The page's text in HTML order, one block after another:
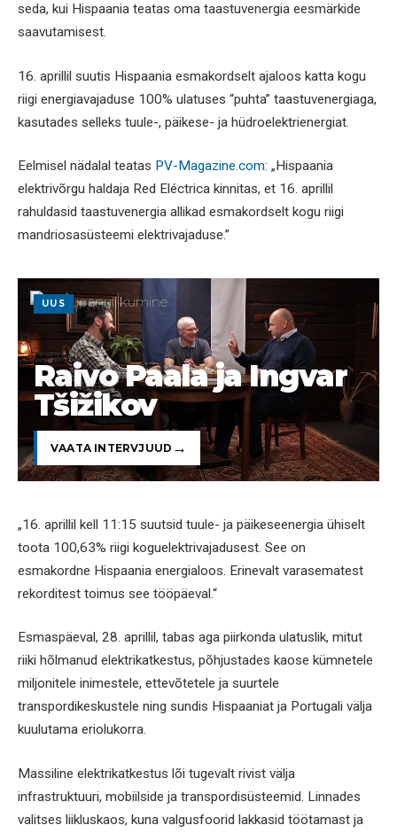
seda, kui Hispaania teatas oma taastuvenergia eesmärkide
saavutamisest.
16. aprillil suutis Hispaania esmakordselt ajaloos katta kogu
riigi energiavajaduse 100% ulatuses “puhta” taastuvenergiaga,
kasutades selleks tuule-, päikese- ja hüdroelektrienergiat.
Eelmisel nädalal teatas PV-Magazine.com: „Hispaania
elektrivõrgu haldaja Red Eléctrica kinnitas, et 16. aprillil
rahuldasid taastuvenergia allikad esmakordselt kogu riigi
mandriosasüsteemi elektrivajaduse.”
UUS
Raivo Paala ja Ingvar
Tšižikov
VAATA INTERVJUUD
„16. aprillil kell 11:15 suutsid tuule- ja päikeseenergia ühiselt
toota 100,63% riigi koguelektrivajadusest. See on
esmakordne Hispaania energialoos. Erinevalt varasematest
rekorditest toimus see tööpäeval.“
Esmaspäeval, 28. aprillil, tabas aga piirkonda ulatuslik, mitut
riiki hõlmanud elektrikatkestus, põhjustades kaose kümnetele
miljonitele inimestele, ettevõtetele ja suurtele
transpordikeskustele ning sundis Hispaaniat ja Portugali välja
kuulutama eriolukorra.
Massiline elektrikatkestus lõi tugevalt rivist välja
infrastruktuuri, mobiilside ja transpordisüsteemid. Linnades
valitses liikluskaos, kuna valgusfoorid lakkasid töötamast ja